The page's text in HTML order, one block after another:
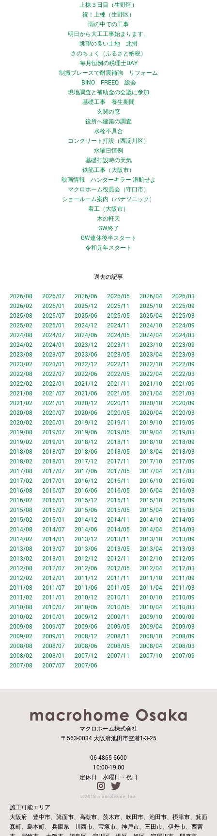
上棟３日目（生野区）
祝！上棟（生野区）
雨の中での工事
明日から大工工事始まります。
眺望の良い土地 北摂
さのちょく（ふるさと納税）
毎月恒例の税理士DAY
制振ブレースで耐震補強 リフォーム
BINO FREEQ 総会
現地調査と補助金の会議に参加
基礎工事 養生期間
玄関の窓
役所へ建築の調査
水栓不具合
コンクリート打設（西淀川区）
水曜日恒例
基礎打設時の天気
鉄筋工事（大阪市）
映画情報 ハンターキラー 潜航せよ
マクロホーム役員会（守口市）
ショールーム案内（パナソニック）
着工（大阪市）
木の軒天
GW終了
GW連休後半スタート
令和元年スタート
過去の記事
2026/08 2026/07 2026/06 2026/05 2026/04
2026/03
2026/02
2026/01 2025/12 2025/11 2025/10
2025/09
2025/08
2025/07 2025/06 2025/05 2025/04
2025/03
2025/02
2025/01 2024/12 2024/11 2024/10
2024/09
2024/08
2024/07 2024/06 2024/05 2024/04
2024/03
2024/02
2024/01 2023/12 2023/11 2023/10
2023/09
2023/08
2023/07 2023/06 2023/05 2023/04
2023/03
2023/02
2023/01 2022/12 2022/11 2022/10
2022/09
2022/08
2022/07 2022/06 2022/05 2022/04
2022/03
2022/02
2022/01 2021/12 2021/11 2021/10
2021/09
2021/08
2021/07 2021/06 2021/05 2021/04
2021/03
2021/02
2021/01 2020/12 2020/11 2020/10
2020/09
2020/08
2020/07 2020/06 2020/05 2020/04
2020/03
2020/02
2020/01 2019/12 2019/11 2019/10
2019/09
2019/08
2019/07 2019/06 2019/05 2019/04
2019/03
2019/02
2019/01 2018/12 2018/11 2018/10
2018/09
2018/08
2018/07 2018/06 2018/05 2018/04
2018/03
2018/02
2018/01 2017/12 2017/11 2017/10
2017/09
2017/08
2017/07 2017/06 2017/05 2017/04
2017/03
2017/02
2017/01 2016/12 2016/11 2016/10
2016/09
2016/08
2016/07 2016/06 2016/05 2016/04
2016/03
2016/02
2016/01 2015/12 2015/11 2015/10
2015/09
2015/08
2015/07 2015/06 2015/05 2015/04
2015/03
2015/02
2015/01 2014/12 2014/11 2014/10
2014/09
2014/08
2014/07 2014/06 2014/05 2014/04
2014/03
2014/02
2014/01 2013/12 2013/11 2013/10
2013/09
2013/08
2013/07 2013/06 2013/05 2013/04
2013/03
2013/02
2013/01 2012/12 2012/11 2012/10
2012/09
2012/08
2012/07 2012/06 2012/05 2012/04
2012/03
2012/02
2012/01 2011/12 2011/11 2011/10
2011/09
2011/08
2011/07 2011/06 2011/05 2011/04
2011/03
2011/02
2011/01 2010/12 2010/11 2010/10
2010/09
2010/08
2010/07 2010/06 2010/05 2010/04
2010/03
2010/02
2010/01 2009/12 2009/11 2009/10
2009/09
2009/08
2009/07 2009/06 2009/05 2009/04
2009/03
2009/02
2009/01 2008/12 2008/11 2008/10
2008/09
2008/08
2008/07 2008/06 2008/05 2008/04
2008/03
2008/02
2008/01 2007/12 2007/11 2007/10
2007/09
2007/08
2007/07 2007/06
マクロホーム株式会社
〒563-0034 大阪府池田市空港1-3-25
06-4865-6600
10:00-19:00
定休日 水曜日・祝日
施工可能エリア
大阪府 豊中市、箕面市、高槻市、茨木市、吹田市、池田市、摂津市、箕面
森町、島本町、
兵庫県 川西市、宝塚市、神戸市、三田市、伊丹市、西宮